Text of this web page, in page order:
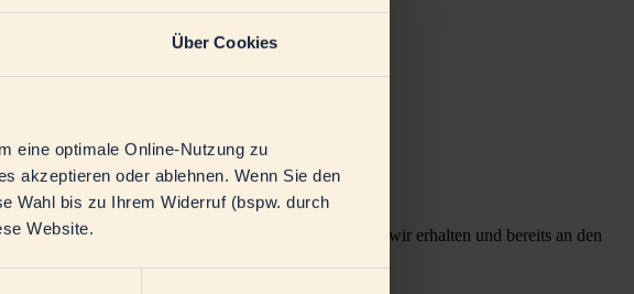
Über Cookies
eine optimale Online-Nutzung zu
akzeptieren oder ablehnen. Wenn Sie den
Wahl bis zu Ihrem Widerruf (bspw. durch
Website.
neues Mitglied vorstellen können. Ihr Anliegen haben wir erhalten und bereits an den